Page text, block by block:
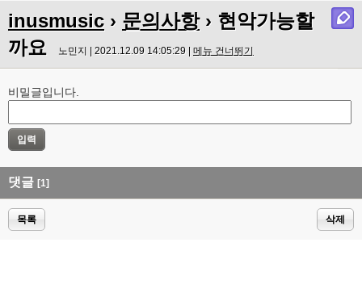
inusmusic › 문의사항› 현악가능할
까요
노민지 | 2021.12.09 14:05:29 | 메뉴 건너뛰기
비밀글입니다.
댓글 [1]
목록 삭제